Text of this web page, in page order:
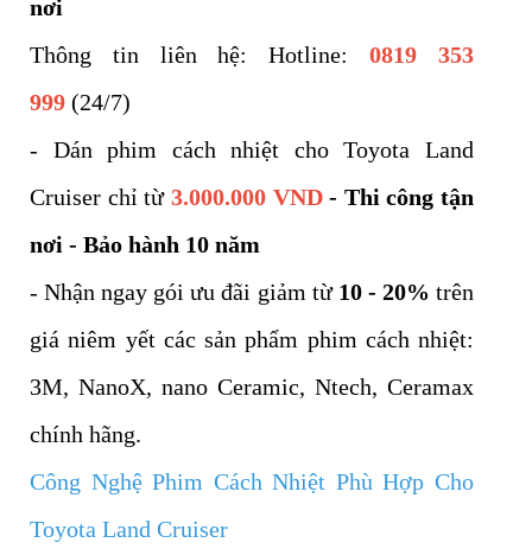
nơi
Thông tin liên hệ: Hotline:
0819 353
999 (24/7)
- Dán phim cách nhiệt cho Toyota Land
Cruiser chỉ từ 3.000.000 VND- Thi công tận
nơi - Bảo hành 10 năm
- Nhận ngay gói ưu đãi giảm từ 10 - 20% trên
giá niêm yết các sản phẩm phim cách nhiệt:
3M, NanoX, nano Ceramic, Ntech, Ceramax
chính hãng.
Công Nghệ Phim Cách Nhiệt Phù Hợp Cho
Toyota Land Cruiser